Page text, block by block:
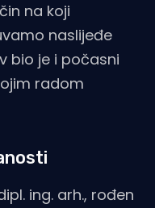
na koji
naslijeđe
bio je i počasni
radom
dipl. ing. arh., rođen